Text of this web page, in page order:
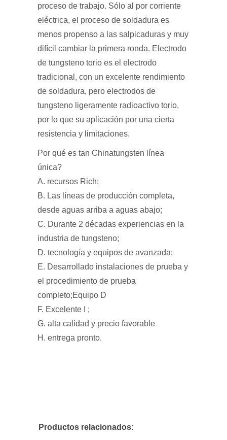
proceso de trabajo. Sólo al por corriente
eléctrica, el proceso de soldadura es
menos propenso a las salpicaduras y muy
difícil cambiar la primera ronda. Electrodo
de tungsteno torio es el electrodo
tradicional, con un excelente rendimiento
de soldadura, pero electrodos de
tungsteno ligeramente radioactivo torio,
por lo que su aplicación por una cierta
resistencia y limitaciones.
Por qué es tan Chinatungsten línea
única?
A. recursos Rich;
B. Las líneas de producción completa,
desde aguas arriba a aguas abajo;
C. Durante 2 décadas experiencias en la
industria de tungsteno;
D. tecnología y equipos de avanzada;
E. Desarrollado instalaciones de prueba y
el procedimiento de prueba
completo;Equipo D
F. Excelente I ;
G. alta calidad y precio favorable
H. entrega pronto.
Productos relacionados: